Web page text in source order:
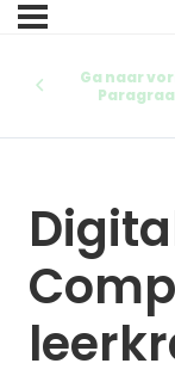
Ga naar